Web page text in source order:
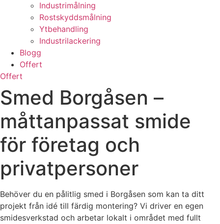
Industrimålning
Rostskyddsmålning
Ytbehandling
Industrilackering
Blogg
Offert
Offert
Smed Borgåsen –
måttanpassat smide
för företag och
privatpersoner
Behöver du en pålitlig smed i Borgåsen som kan ta ditt
projekt från idé till färdig montering? Vi driver en egen
smidesverkstad och arbetar lokalt i området med fullt